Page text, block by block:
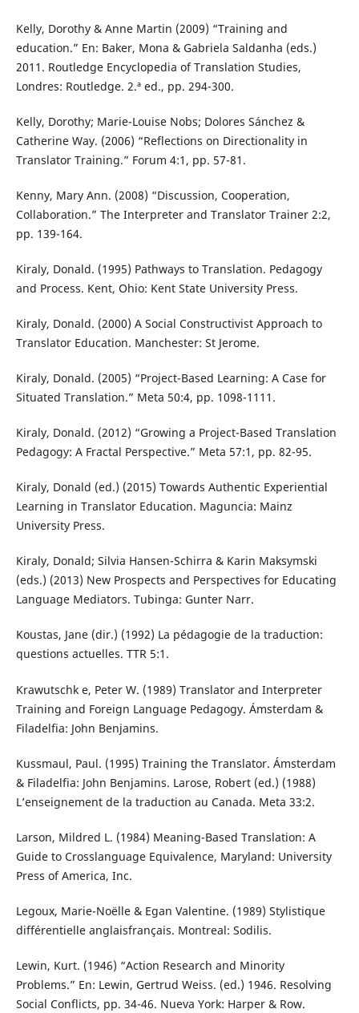
Kelly, Dorothy & Anne Martin (2009) “Training and
education.” En: Baker, Mona & Gabriela Saldanha (eds.)
2011. Routledge Encyclopedia of Translation Studies,
Londres: Routledge. 2.ª ed., pp. 294-300.
Kelly, Dorothy; Marie-Louise Nobs; Dolores Sánchez &
Catherine Way. (2006) “Reflections on Directionality in
Translator Training.” Forum 4:1, pp. 57-81.
Kenny, Mary Ann. (2008) “Discussion, Cooperation,
Collaboration.” The Interpreter and Translator Trainer 2:2,
pp. 139-164.
Kiraly, Donald. (1995) Pathways to Translation. Pedagogy
and Process. Kent, Ohio: Kent State University Press.
Kiraly, Donald. (2000) A Social Constructivist Approach to
Translator Education. Manchester: St Jerome.
Kiraly, Donald. (2005) “Project-Based Learning: A Case for
Situated Translation.” Meta 50:4, pp. 1098-1111.
Kiraly, Donald. (2012) “Growing a Project-Based Translation
Pedagogy: A Fractal Perspective.” Meta 57:1, pp. 82-95.
Kiraly, Donald (ed.) (2015) Towards Authentic Experiential
Learning in Translator Education. Maguncia: Mainz
University Press.
Kiraly, Donald; Silvia Hansen-Schirra & Karin Maksymski
(eds.) (2013) New Prospects and Perspectives for Educating
Language Mediators. Tubinga: Gunter Narr.
Koustas, Jane (dir.) (1992) La pédagogie de la traduction:
questions actuelles. TTR 5:1.
Krawutschk e, Peter W. (1989) Translator and Interpreter
Training and Foreign Language Pedagogy. Ámsterdam &
Filadelfia: John Benjamins.
Kussmaul, Paul. (1995) Training the Translator. Ámsterdam
& Filadelfia: John Benjamins. Larose, Robert (ed.) (1988)
L’enseignement de la traduction au Canada. Meta 33:2.
Larson, Mildred L. (1984) Meaning-Based Translation: A
Guide to Crosslanguage Equivalence, Maryland: University
Press of America, Inc.
Legoux, Marie-Noëlle & Egan Valentine. (1989) Stylistique
différentielle anglaisfrançais. Montreal: Sodilis.
Lewin, Kurt. (1946) “Action Research and Minority
Problems.” En: Lewin, Gertrud Weiss. (ed.) 1946. Resolving
Social Conflicts, pp. 34-46. Nueva York: Harper & Row.